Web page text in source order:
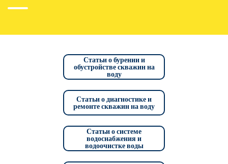
Статьи о бурении и
обустройстве скважин на
воду
Статьи о диагностике и
ремонте скважин на воду
Статьи о системе
водоснабжения и
водоочистке воды